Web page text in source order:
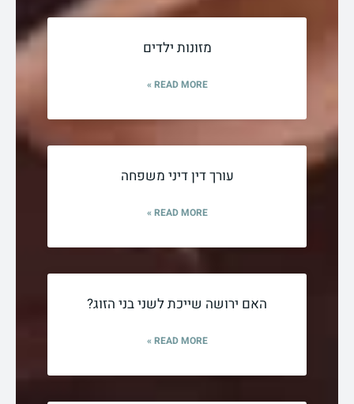
מזונות ילדים
READ MORE »
עורך דין דיני משפחה
READ MORE »
האם ירושה שייכת לשני בני הזוג?
READ MORE »